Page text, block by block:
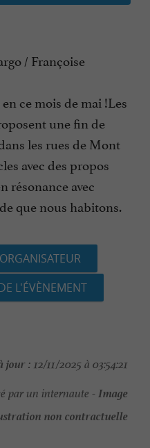
/ Françoise
ce mois de mai !Les
une fin de
les rues de Mont
avec des propos
résonance avec
que nous habitons.
L'ÉVÈNEMENT
jour : 12/11/2025 à 03:54:21
par un internaute -Image
non contractuelle